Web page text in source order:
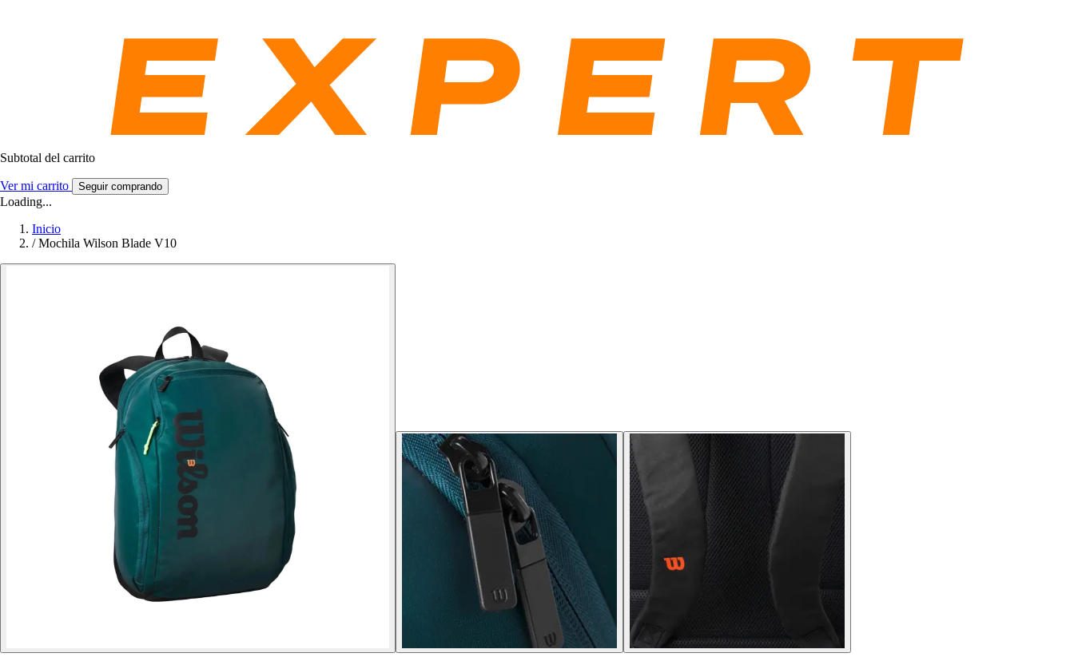
Subtotal del carrito
Ver mi carrito Seguir comprando
Loading...
Inicio
/ Mochila Wilson Blade V10